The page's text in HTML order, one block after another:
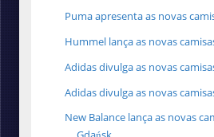
Puma apresenta as novas
Hummel lança as novas
Adidas divulga as novas
Adidas divulga as novas
New Balance lança as novas